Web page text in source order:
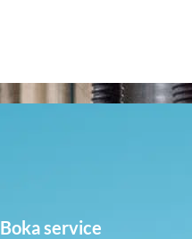
Boka service